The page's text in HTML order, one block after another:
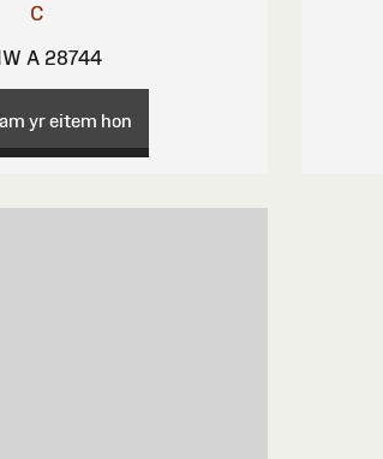
C
A 28744
yr eitem hon